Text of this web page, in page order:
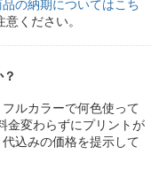
の納期についてはこち
ください。
ルカラーで何色使って
金変わらずにプリントが
込みの価格を提示して